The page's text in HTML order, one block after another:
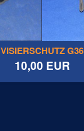
VISIERSCHUTZ G36
10,00 EUR